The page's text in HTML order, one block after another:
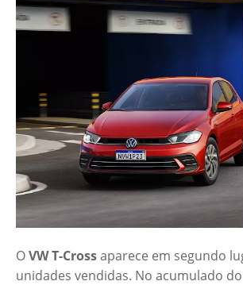
OVW T-Crossaparece em segundo
unidades vendidas. No acumulado